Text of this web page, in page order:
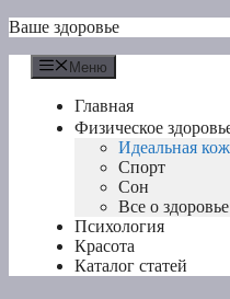
Перейти
содержимому
Ваше здоровье
Меню
Главная
Физическое
Идеальная
Спорт
Сон
Все о здоровье
Психология
Красота
Каталог статей